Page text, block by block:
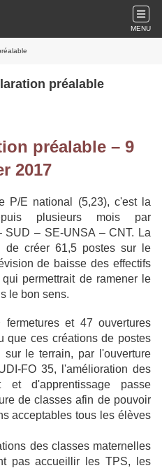
MENU
préalable
préalable – 9
2017
P/E national (5,23), c'est la
plusieurs mois par
SUD – SE-UNSA – CNT. La
de créer 61,5 postes sur le
de baisse des effectifs
permettrait de ramener le
le bon sens.
fermetures et 47 ouvertures
queces créations de postes
sur le terrain, par
l'ouverture
FO 35, l 'amélioration des
et d'apprentissage passe
de classes afin de pouvoir
acceptables tous les élèves
des classes maternelles
pas accueillir les TPS, les